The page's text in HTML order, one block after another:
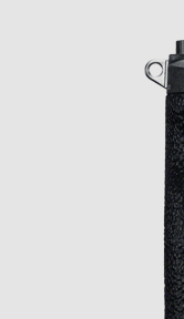
させる機能/WEBカメラ対